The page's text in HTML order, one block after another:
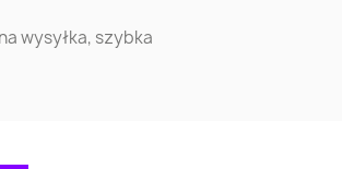
wysyłka, szybka